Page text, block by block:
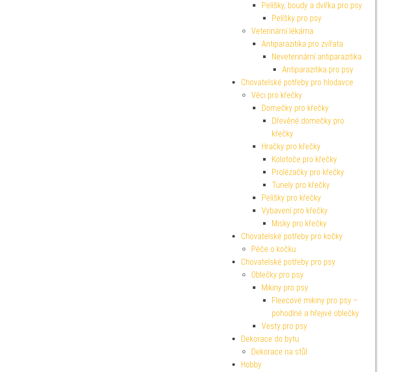
Pelíšky, boudy a dvířka pro psy
Pelíšky pro psy
Veterinární lékárna
Antiparazitika pro zvířata
Neveterinární antiparazitika
Antiparazitika pro psy
Chovatelské potřeby pro hlodavce
Věci pro křečky
Domečky pro křečky
Dřevěné domečky pro
křečky
Hračky pro křečky
Kolotoče pro křečky
Prolézačky pro křečky
Tunely pro křečky
Pelíšky pro křečky
Vybavení pro křečky
Misky pro křečky
Chovatelské potřeby pro kočky
Péče o kočku
Chovatelské potřeby pro psy
Oblečky pro psy
Mikiny pro psy
Fleecové mikiny pro psy –
pohodlné a hřejivé oblečky
Vesty pro psy
Dekorace do bytu
Dekorace na stůl
Hobby